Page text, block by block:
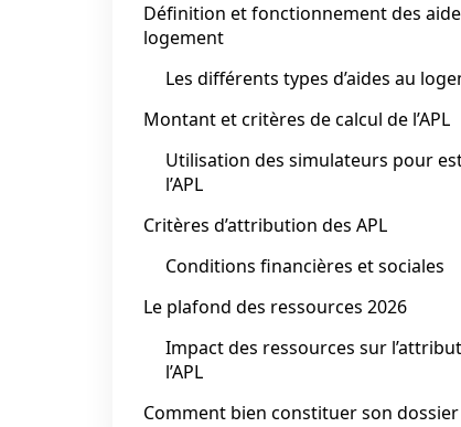
Définition et fonctionnement des
logement
Les différents types d’aides au
Montant et critères de calcul de l’APL
Utilisation des simulateurs pour
l’APL
Critères d’attribution des APL
Conditions financières et sociales
Le plafond des ressources 2026
Impact des ressources sur
l’APL
Comment bien constituer son dossier